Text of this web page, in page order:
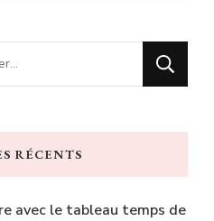
RÉCENTS
avec le tableau temps de